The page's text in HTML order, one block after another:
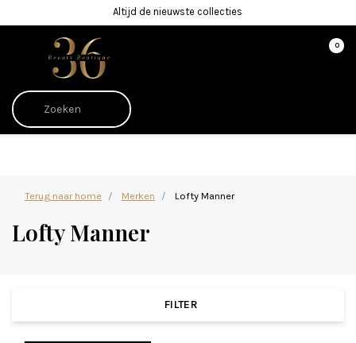
Altijd de nieuwste collecties
0
Terug naar home Merken Lofty Manner
Lofty Manner
FILTER